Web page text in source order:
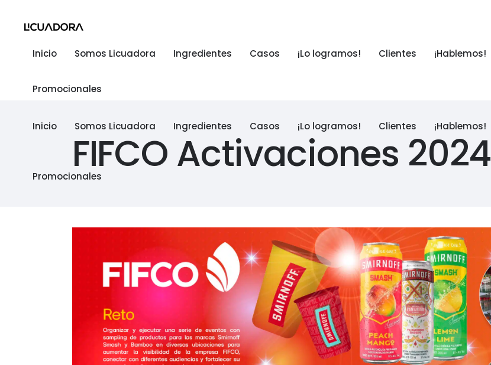
Inicio Somos Licuadora Ingredientes Casos ¡Lo logramos! Clientes ¡Hablemos!
Promocionales
Inicio Somos Licuadora Ingredientes Casos ¡Lo logramos! Clientes ¡Hablemos!
Promocionales
FIFCO Activaciones 2024